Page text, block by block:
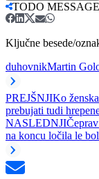
TODO MESSAGE
Ključne besede/
duhovnikMartin
PREJŠNJIKo
prebujati tudi
NASLEDNJI
na koncu ločila le